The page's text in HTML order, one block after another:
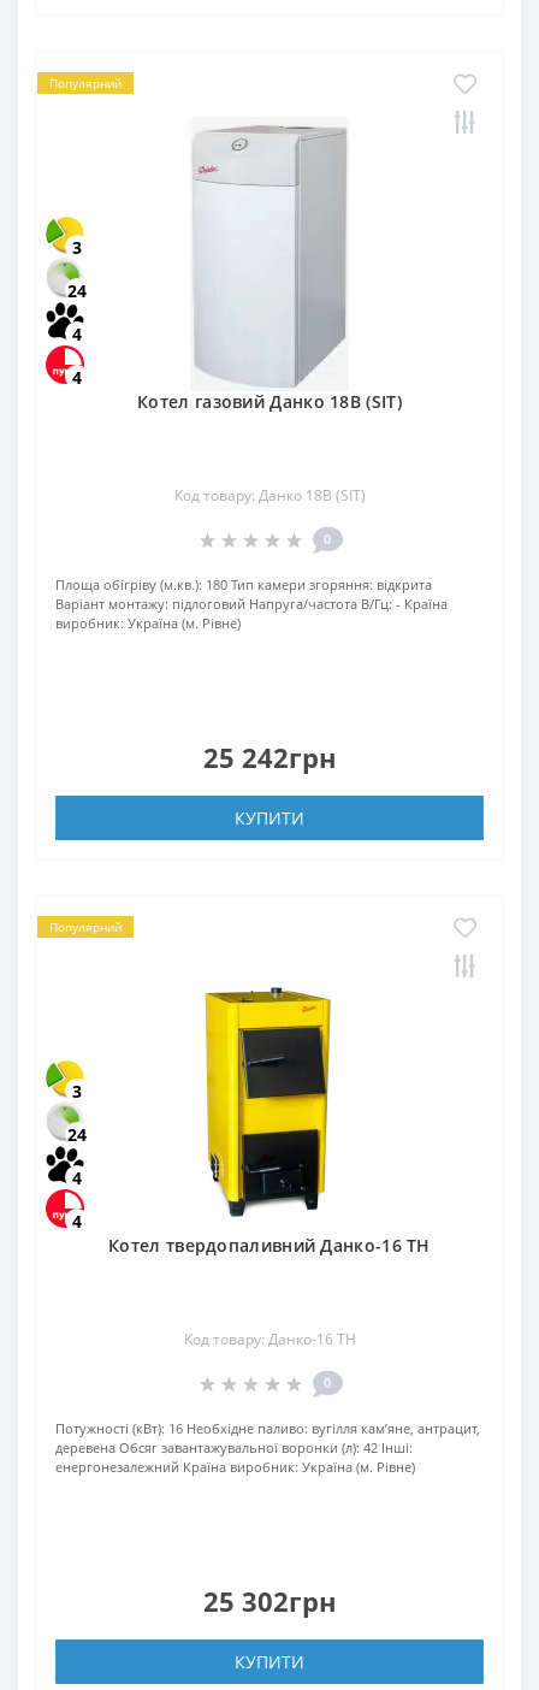
Популярний
3
24
4
4
Котел газовий Данко 18В (SIT)
Код товару: Данко 18В (SIT)
0
Площа обігріву (м.кв.): 180 Тип камери згоряння: відкрита
Варіант монтажу: підлоговий Напруга/частота В/Гц: - Країна
виробник: Україна (м. Рівне)
25 242грн
КУПИТИ
Популярний
3
24
4
4
Котел твердопаливний Данко-16 ТН
Код товару: Данко-16 ТН
0
Потужності (кВт): 16 Необхідне паливо: вугілля кам’яне, антрацит,
деревена Обсяг завантажувальної воронки (л): 42 Інші:
енергонезалежний Країна виробник: Україна (м. Рівне)
25 302грн
КУПИТИ